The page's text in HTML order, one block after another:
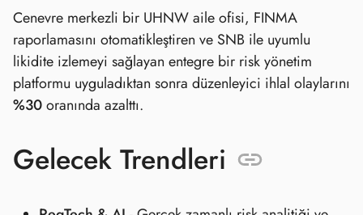
Cenevre merkezli bir UHNW aile ofisi, FINMA
raporlamasını otomatikleştiren ve SNB ile uyumlu
likidite izlemeyi sağlayan entegre bir risk yönetim
platformu uyguladıktan sonra düzenleyici ihlal olaylarını
%30oranında azalttı.
Gelecek Trendleri